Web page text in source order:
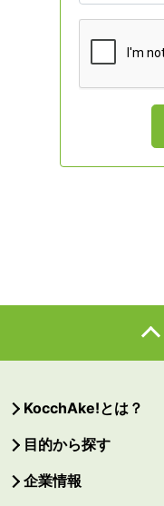
KocchAke!とは？
目的から探す
企業情報